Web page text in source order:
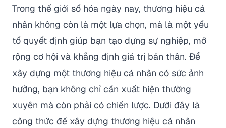
Trong thế giới số hóa ngày nay, thương hiệu cá
nhân không còn là một lựa chọn, mà là một yếu
tố quyết định giúp bạn tạo dựng sự nghiệp, mở
rộng cơ hội và khẳng định giá trị bản thân. Để
xây dựng một thương hiệu cá nhân có sức ảnh
hưởng, bạn không chỉ cần xuất hiện thường
xuyên mà còn phải có chiến lược. Dưới đây là
công thức để xây dựng thương hiệu cá nhân